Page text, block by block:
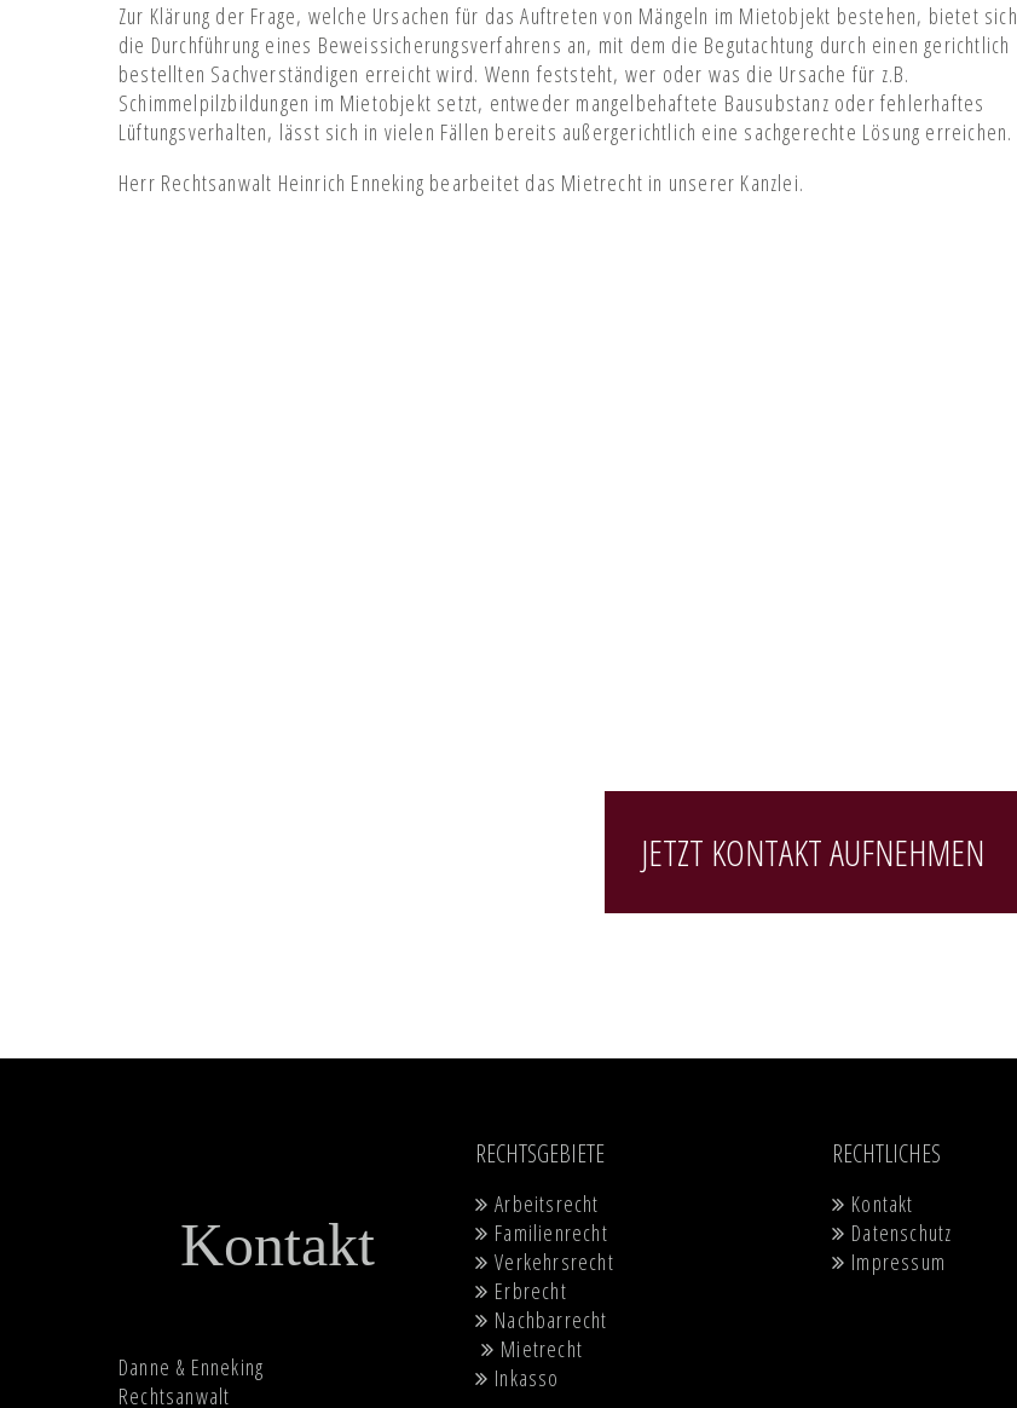
Zur Klärung der Frage, welche Ursachen für das Auftreten von Mängeln im Mietobjekt bestehen, bietet sich
die Durchführung eines Beweissicherungsverfahrens an, mit dem die Begutachtung durch einen gerichtlich
bestellten Sachverständigen erreicht wird. Wenn feststeht, wer oder was die Ursache für z.B.
Schimmelpilzbildungen im Mietobjekt setzt, entweder mangelbehaftete Bausubstanz oder fehlerhaftes
Lüftungsverhalten, lässt sich in vielen Fällen bereits außergerichtlich eine sachgerechte Lösung erreichen.
Herr Rechtsanwalt Heinrich Enneking bearbeitet das Mietrecht in unserer Kanzlei.
JETZT KONTAKT AUFNEHMEN
Kontakt
Danne & Enneking
Rechtsanwalt
RECHTSGEBIETENavigation
überspringen
Arbeitsrecht
Familienrecht
Verkehrsrecht
Erbrecht
Nachbarrecht
Mietrecht
Inkasso
RECHTLICHES
Kontakt
Datenschutz
Impressum